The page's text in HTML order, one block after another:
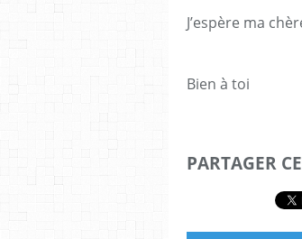
J’espère ma
Bien à toi
PARTAGER